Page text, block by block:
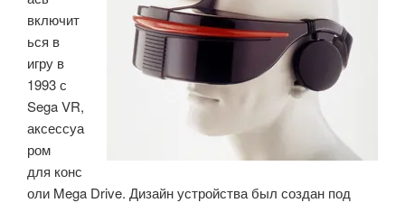
включит
ься в
игру в
1993 с
Sega VR,
аксессуа
ром
для конс
оли Mega Drive. Дизайн устройства был создан под